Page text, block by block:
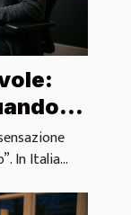
In Italia...